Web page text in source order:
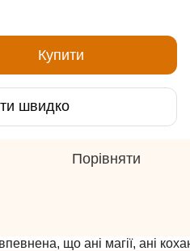
Купити
швидко
Порівняти
що ані магії, ані